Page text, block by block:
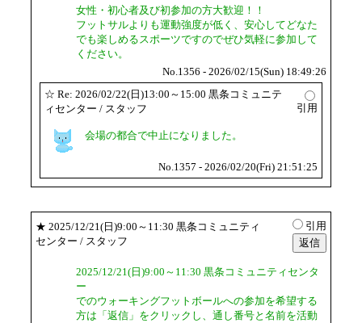
女性・初心者及び初参加の方大歓迎！！
フットサルよりも運動強度が低く、安心してどなた
でも楽しめるスポーツですのでぜひ気軽に参加して
ください。
No.1356 - 2026/02/15(Sun) 18:49:26
☆ Re: 2026/02/22(日)13:00～15:00 黒条コミュニテ
ィセンター / スタッフ 引用
会場の都合で中止になりました。
No.1357 - 2026/02/20(Fri) 21:51:25
★ 2025/12/21(日)9:00～11:30 黒条コミュニティ
センター / スタッフ
引用
2025/12/21(日)9:00～11:30 黒条コミュニティセンタ
ー
でのウォーキングフットボールへの参加を希望する
方は「返信」をクリックし、通し番号と名前を活動